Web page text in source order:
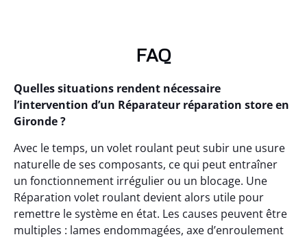
FAQ
Quelles situations rendent nécessaire
l’intervention d’un Réparateur réparation store en
Gironde ?
Avec le temps, un volet roulant peut subir une usure
naturelle de ses composants, ce qui peut entraîner
un fonctionnement irrégulier ou un blocage. Une
Réparation volet roulant devient alors utile pour
remettre le système en état. Les causes peuvent être
multiples : lames endommagées, axe d’enroulement